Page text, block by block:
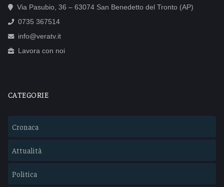
Via Pasubio, 36 – 63074 San Benedetto del Tronto (AP)
0735 367514
info@veratv.it
Lavora con noi
CATEGORIE
Cronaca
Attualità
Politica